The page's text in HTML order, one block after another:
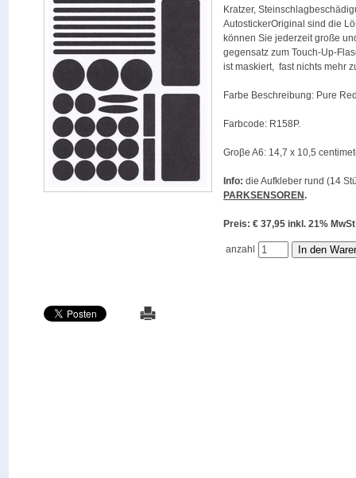
Kratzer,
AutostickerOriginal sind die
können Sie jederzeit große
gegensatz zum Touch-Up-
ist maskiert, fast nichts mehr
Farbe Beschreibung: Pure
Farbcode: R158P.
Groβe A6: 14,7 x 10,5
Info: die Aufkleber rund (14
PARKSENSOREN.
Preis: € 37,95 inkl. 21%
anzahl